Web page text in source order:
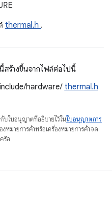
thermal.h .
สร้างขึ้นจากไฟล์ต่อไปนี้
hardware/ thermal.h
บใบอนุญาตที่อธิบายไว้ในใบอนุญาตการ
หมายการค้าหรือเครื่องหมายการค้าจด
รือ